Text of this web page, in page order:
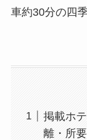
車約30分の四
掲載ホ
離・所